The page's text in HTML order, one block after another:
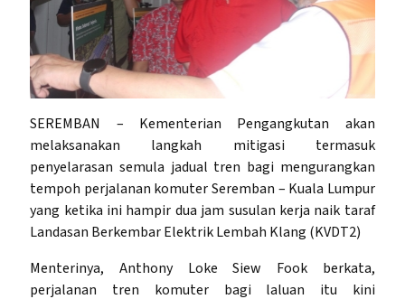
SEREMBAN – Kementerian Pengangkutan akan
melaksanakan langkah mitigasi termasuk
penyelarasan semula jadual tren bagi mengurangkan
tempoh perjalanan komuter Seremban – Kuala Lumpur
yang ketika ini hampir dua jam susulan kerja naik taraf
Landasan Berkembar Elektrik Lembah Klang (KVDT2)
Menterinya, Anthony Loke Siew Fook berkata,
perjalanan tren komuter bagi laluan itu kini